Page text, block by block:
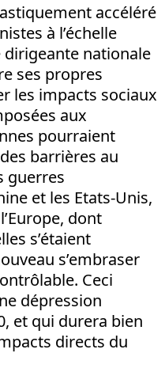
accéléré
à l’échelle
dirigeante nationale
ses propres
les impacts sociaux
aux
pourraient
barrières au
guerres
et les Etats-Unis,
dont
s’étaient
s’embraser
Ceci
dépression
et qui durera bien
directs du